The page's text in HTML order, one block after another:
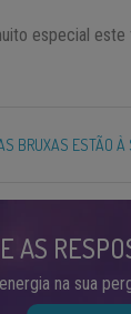
especial
BRUXAS ESTÃO À
AS
na sua